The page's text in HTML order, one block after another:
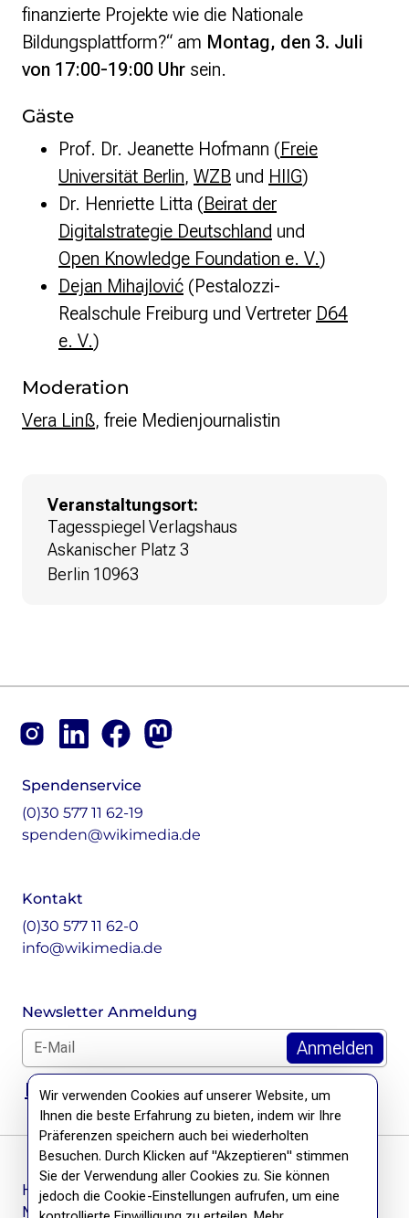
finanzierte Projekte wie die Nationale
Bildungsplattform?“ am Montag, den 3. Juli
von 17:00-19:00 Uhr sein.
Gäste
Prof. Dr. Jeanette Hofmann (Freie
Universität Berlin, WZB und HIIG)
Dr. Henriette Litta (Beirat der
Digitalstrategie Deutschland und
Open Knowledge Foundation e. V.)
Dejan Mihajlović (Pestalozzi-
Realschule Freiburg und Vertreter D64
e. V.)
Moderation
Vera Linß, freie Medienjournalistin
Veranstaltungsort:
Tagesspiegel Verlagshaus
Askanischer Platz 3
Berlin 10963
InstagramLinkedInFacebookMastodon
Spendenservice
(0)30 577 11 62-19
spenden@wikimedia.de
Kontakt
(0)30 577 11 62-0
info@wikimedia.de
Newsletter Anmeldung
E-Mail für Newsletter *
DSGVO Hinweis
Häufige Fragen
Newsletter
Wir verwenden Cookies auf unserer Website, um
Ihnen die beste Erfahrung zu bieten, indem wir Ihre
Präferenzen speichern auch bei wiederholten
Besuchen. Durch Klicken auf "Akzeptieren" stimmen
Sie der Verwendung aller Cookies zu. Sie können
jedoch die Cookie-Einstellungen aufrufen, um eine